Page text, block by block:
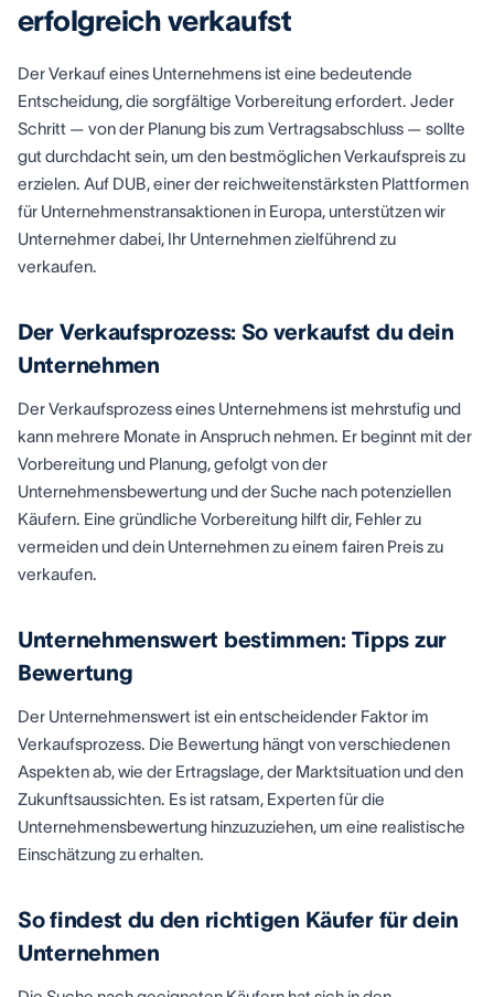
erfolgreich verkaufst
Der Verkauf eines Unternehmens ist eine bedeutende
Entscheidung, die sorgfältige Vorbereitung erfordert. Jeder
Schritt — von der Planung bis zum Vertragsabschluss — sollte
gut durchdacht sein, um den bestmöglichen Verkaufspreis zu
erzielen. Auf DUB, einer der reichweitenstärksten Plattformen
für Unternehmenstransaktionen in Europa, unterstützen wir
Unternehmer dabei, Ihr Unternehmen zielführend zu
verkaufen.
Der Verkaufsprozess: So verkaufst du dein
Unternehmen
Der Verkaufsprozess eines Unternehmens ist mehrstufig und
kann mehrere Monate in Anspruch nehmen. Er beginnt mit der
Vorbereitung und Planung, gefolgt von der
Unternehmensbewertung und der Suche nach potenziellen
Käufern. Eine gründliche Vorbereitung hilft dir, Fehler zu
vermeiden und dein Unternehmen zu einem fairen Preis zu
verkaufen.
Unternehmenswert bestimmen: Tipps zur
Bewertung
Der Unternehmenswert ist ein entscheidender Faktor im
Verkaufsprozess. Die Bewertung hängt von verschiedenen
Aspekten ab, wie der Ertragslage, der Marktsituation und den
Zukunftsaussichten. Es ist ratsam, Experten für die
Unternehmensbewertung hinzuzuziehen, um eine realistische
Einschätzung zu erhalten.
So findest du den richtigen Käufer für dein
Unternehmen